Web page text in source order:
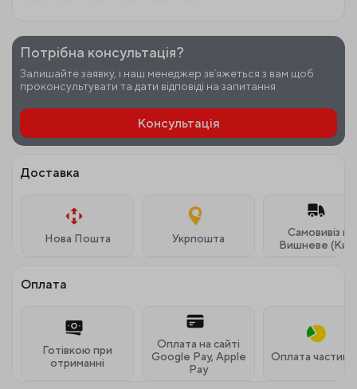
Потрібна консультація?
Залишайте заявку, і наш менеджер звʼяжеться з вам щоб
проконсультувати та дати відповіді на запитання
Консультація
Доставка
Нова Пошта Укрпошта
Самовивіз м.
Вишневе
Оплата
Готівкою при
отриманні
Оплата на сайті
Google Pay, Apple
Pay
Оплата